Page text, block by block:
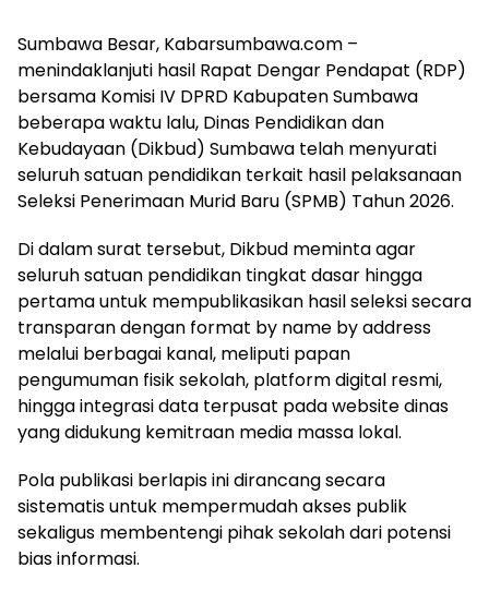
Sumbawa Besar, Kabarsumbawa.com –
menindaklanjuti hasil Rapat Dengar Pendapat (RDP)
bersama Komisi IV DPRD Kabupaten Sumbawa
beberapa waktu lalu, Dinas Pendidikan dan
Kebudayaan (Dikbud) Sumbawa telah menyurati
seluruh satuan pendidikan terkait hasil pelaksanaan
Seleksi Penerimaan Murid Baru (SPMB) Tahun 2026.
Di dalam surat tersebut, Dikbud meminta agar
seluruh satuan pendidikan tingkat dasar hingga
pertama untuk mempublikasikan hasil seleksi secara
transparan dengan format by name by address
melalui berbagai kanal, meliputi papan
pengumuman fisik sekolah, platform digital resmi,
hingga integrasi data terpusat pada website dinas
yang didukung kemitraan media massa lokal.
Pola publikasi berlapis ini dirancang secara
sistematis untuk mempermudah akses publik
sekaligus membentengi pihak sekolah dari potensi
bias informasi.